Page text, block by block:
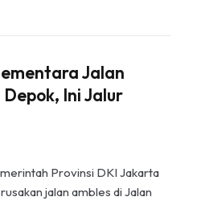
Jalan
Ini Jalur
Provinsi DKI Jakarta
jalan ambles di Jalan